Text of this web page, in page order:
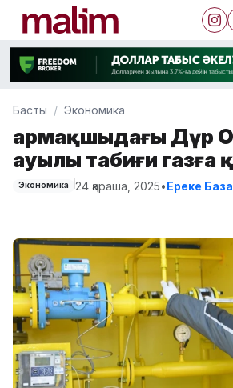
Басты Экономика
Қармақшыдағы Дүр
ауылы табиғи газға
Экономика 24 қараша, 2025•Ереке